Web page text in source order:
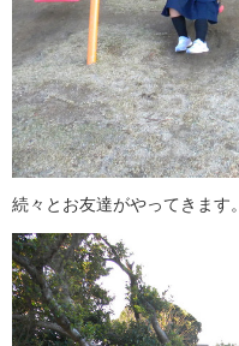
続々とお友達がやってきます。